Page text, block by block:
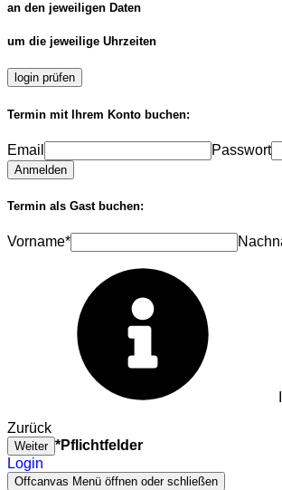
an den jeweiligen Daten
um die jeweilige Uhrzeiten
login prüfen
Termin mit Ihrem Konto buchen:
Email Passwort
Anmelden
Termin als Gast buchen:
Vorname*
Zurück
Weiter *Pflichtfelder
Login
Offcanvas Menü öffnen oder schließen